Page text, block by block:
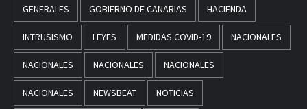
GENERALES GOBIERNO DE CANARIAS HACIENDA
INTRUSISMO LEYES MEDIDAS COVID-19 NACIONALES
NACIONALES NACIONALES NACIONALES
NACIONALES NEWSBEAT NOTICIAS